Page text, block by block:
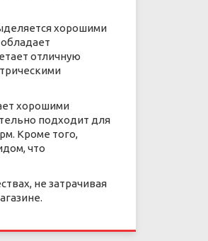
хорошими
отличную
хорошими
подходит для
Кроме того,
что
не затрачивая